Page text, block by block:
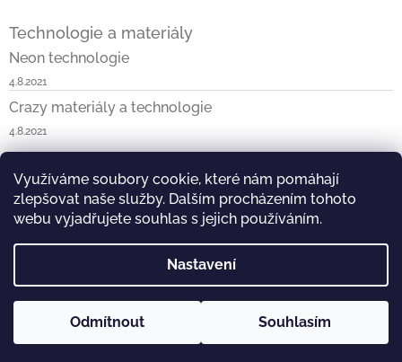
Využíváme soubory cookie, které nám pomáhají
zlepšovat naše služby. Dalším procházením tohoto
webu vyjadřujete souhlas s jejich používáním.
Nastavení
Odmítnout Souhlasím
Technologie a materiály
Neon technologie
4.8.2021
Crazy materiály a technologie
4.8.2021
Napište nám Neon v ČR a SK
Blossom v ČR a SK
Kask & KOO v ČR a SK
Crazy v ČR a SK Vist v ČR
Vytvořil Shoptet Copyright 2026 DEAL PARTNER s.r.o.. Všechna práva
vyhrazena.